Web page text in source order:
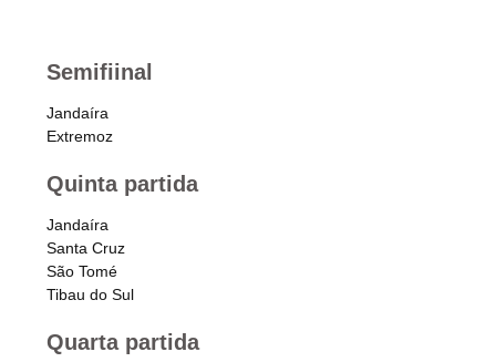
Editais
Atos
Ouvidoria
Outras
Federações
SUPER
MATUTÃO
Semifiinal
Jandaíra
Extremoz
Quinta partida
Jandaíra
Santa Cruz
São Tomé
Tibau do Sul
Quarta partida